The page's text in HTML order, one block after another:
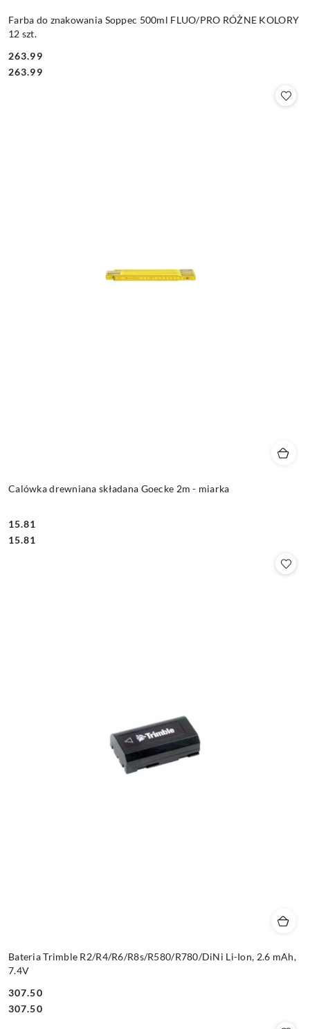
Farba do znakowania Soppec 500ml FLUO/PRO RÓŻNE KOLORY
12 szt.
Cena:
263.99
Cena:
263.99
Calówka drewniana składana Goecke 2m - miarka
Cena:
15.81
Cena:
15.81
Bateria Trimble R2/R4/R6/R8s/R580/R780/DiNi Li-Ion, 2.6 mAh,
7.4V
Cena:
307.50
Cena:
307.50